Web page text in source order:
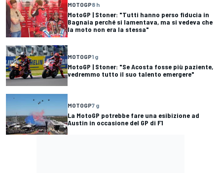
MOTOGP8 h
MotoGP | Stoner: "Tutti hanno perso fiducia in
Bagnaia perché si lamentava, ma si vedeva che
la moto non era la stessa"
MOTOGP1 g
MotoGP | Stoner: "Se Acosta fosse più paziente,
vedremmo tutto il suo talento emergere"
MOTOGP7 g
La MotoGP potrebbe fare una esibizione ad
Austin in occasione del GP di F1